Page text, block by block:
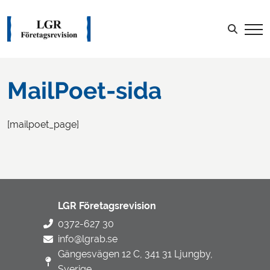
Sök efter:
MailPoet-sida
[mailpoet_page]
LGR Företagsrevision
0372-627 30
info@lgrab.se
Gängesvägen 12 C, 341 31 Ljungby,